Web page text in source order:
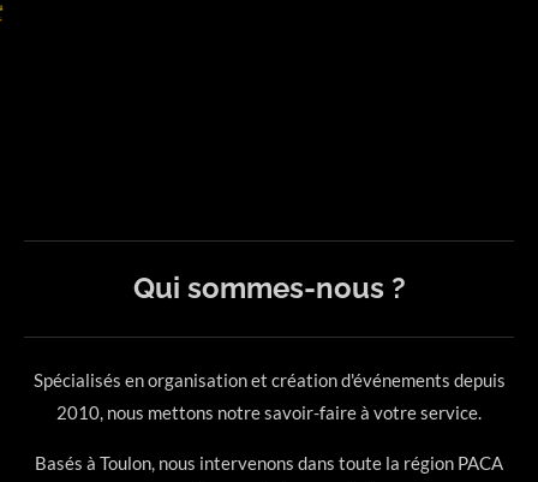
Qui sommes-nous ?
Spécialisés en organisation et création d'événements depuis
2010, nous mettons notre savoir-faire à votre service.
Basés à Toulon, nous intervenons dans toute la région PACA